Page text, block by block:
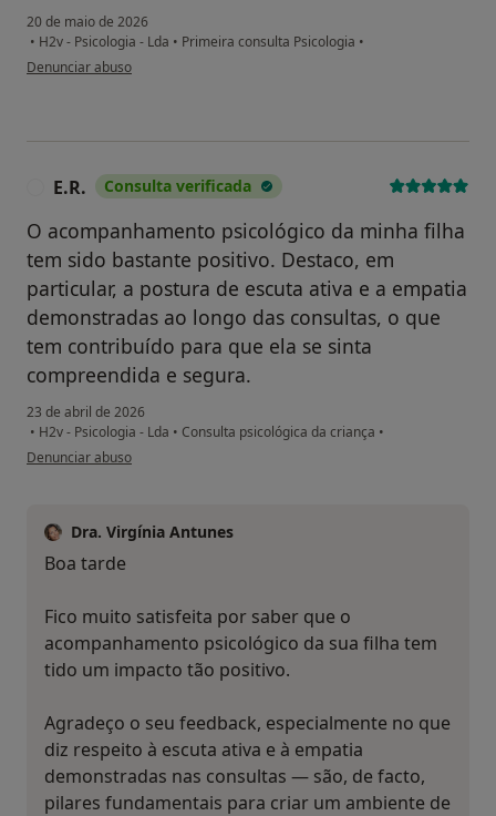
20 de maio de 2026
• H2v - Psicologia - Lda • Primeira consulta Psicologia •
na opinião do utilizador M.S.
Denunciar abuso
E.R. Consulta verificada
O acompanhamento psicológico da minha filha
tem sido bastante positivo. Destaco, em
particular, a postura de escuta ativa e a empatia
demonstradas ao longo das consultas, o que
tem contribuído para que ela se sinta
compreendida e segura.
23 de abril de 2026
• H2v - Psicologia - Lda • Consulta psicológica da criança •
na opinião do utilizador E.R.
Denunciar abuso
Dra. Virgínia Antunes
Boa tarde
Fico muito satisfeita por saber que o
acompanhamento psicológico da sua filha tem
tido um impacto tão positivo.
Agradeço o seu feedback, especialmente no que
diz respeito à escuta ativa e à empatia
demonstradas nas consultas — são, de facto,
pilares fundamentais para criar um ambiente de